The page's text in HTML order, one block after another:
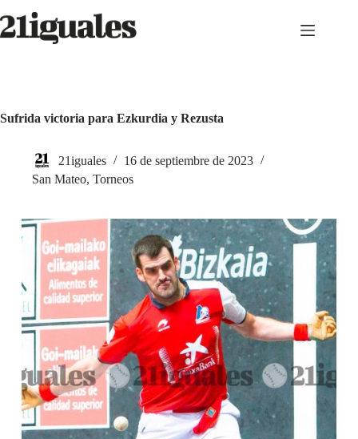
al
contenido
Sufrida victoria para Ezkurdia y Rezusta
21iguales
16 de septiembre de 2023
San Mateo, Torneos